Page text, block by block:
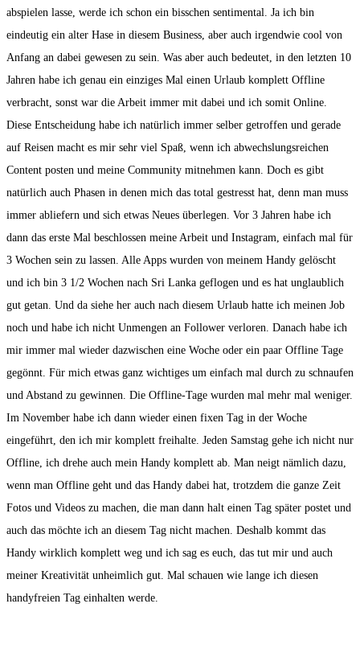
abspielen lasse, werde ich schon ein bisschen sentimental. Ja ich bin
eindeutig ein alter Hase in diesem Business, aber auch irgendwie cool von
Anfang an dabei gewesen zu sein. Was aber auch bedeutet, in den letzten 10
Jahren habe ich genau ein einziges Mal einen Urlaub komplett Offline
verbracht, sonst war die Arbeit immer mit dabei und ich somit Online.
Diese Entscheidung habe ich natürlich immer selber getroffen und gerade
auf Reisen macht es mir sehr viel Spaß, wenn ich abwechslungsreichen
Content posten und meine Community mitnehmen kann. Doch es gibt
natürlich auch Phasen in denen mich das total gestresst hat, denn man muss
immer abliefern und sich etwas Neues überlegen. Vor 3 Jahren habe ich
dann das erste Mal beschlossen meine Arbeit und Instagram, einfach mal für
3 Wochen sein zu lassen. Alle Apps wurden von meinem Handy gelöscht
und ich bin 3 1/2 Wochen nach Sri Lanka geflogen und es hat unglaublich
gut getan. Und da siehe her auch nach diesem Urlaub hatte ich meinen Job
noch und habe ich nicht Unmengen an Follower verloren. Danach habe ich
mir immer mal wieder dazwischen eine Woche oder ein paar Offline Tage
gegönnt. Für mich etwas ganz wichtiges um einfach mal durch zu schnaufen
und Abstand zu gewinnen. Die Offline-Tage wurden mal mehr mal weniger.
Im November habe ich dann wieder einen fixen Tag in der Woche
eingeführt, den ich mir komplett freihalte. Jeden Samstag gehe ich nicht nur
Offline, ich drehe auch mein Handy komplett ab. Man neigt nämlich dazu,
wenn man Offline geht und das Handy dabei hat, trotzdem die ganze Zeit
Fotos und Videos zu machen, die man dann halt einen Tag später postet und
auch das möchte ich an diesem Tag nicht machen. Deshalb kommt das
Handy wirklich komplett weg und ich sag es euch, das tut mir und auch
meiner Kreativität unheimlich gut. Mal schauen wie lange ich diesen
handyfreien Tag einhalten werde.